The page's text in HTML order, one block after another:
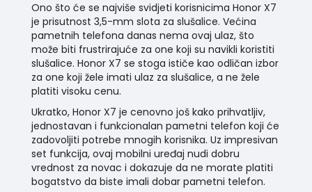
Ono što će se najviše svidjeti korisnicima Honor X7
je prisutnost 3,5-mm slota za slušalice. Većina
pametnih telefona danas nema ovaj ulaz, što
može biti frustrirajuće za one koji su navikli koristiti
slušalice. Honor X7 se stoga ističe kao odličan izbor
za one koji žele imati ulaz za slušalice, a ne žele
platiti visoku cenu.
Ukratko, Honor X7 je cenovno još kako prihvatljiv,
jednostavan i funkcionalan pametni telefon koji će
zadovoljiti potrebe mnogih korisnika. Uz impresivan
set funkcija, ovaj mobilni uređaj nudi dobru
vrednost za novac i dokazuje da ne morate platiti
bogatstvo da biste imali dobar pametni telefon.